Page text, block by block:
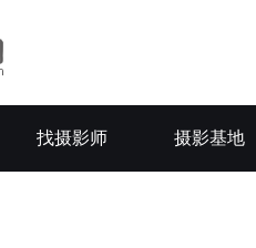
找摄影师 摄影基地